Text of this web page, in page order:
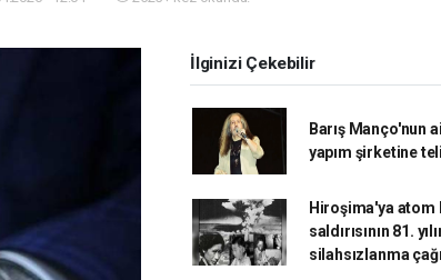
İlginizi Çekebilir
Barış Manço'nun
yapım şirketine
Hiroşima'ya atom
saldırısının 81.
silahsızlanma